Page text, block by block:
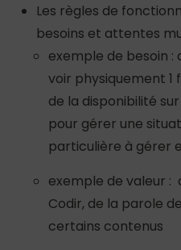
Les règles de
besoins et attentes
exemple de besoin :
voir physiquement 1
de la disponibilité
pour gérer une
particulière à gérer
exemple de valeur :
Codir, de la parole
certains contenus